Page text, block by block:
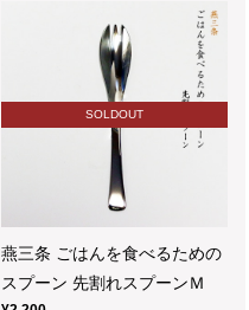
SOLDOUT
燕三条 ごはんを食べるための
スプーン 先割れスプーンＭ